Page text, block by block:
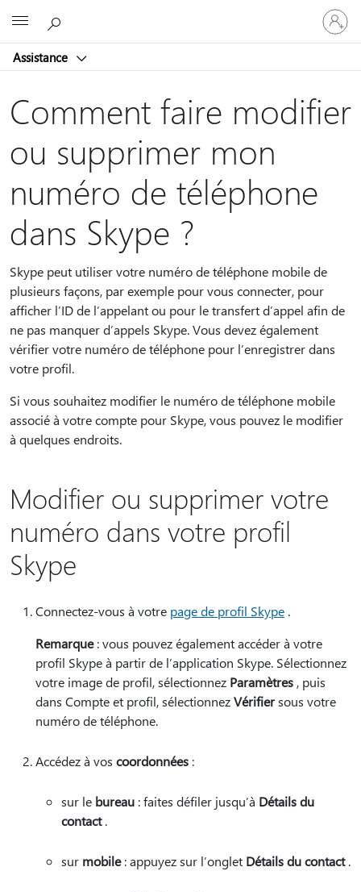
Assistance
vous
à
compte
Comment faire modifier
ou supprimer mon
numéro de téléphone
dans Skype ?
Skype peut utiliser votre numéro de téléphone mobile de
plusieurs façons, par exemple pour vous connecter, pour
afficher l’ID de l’appelant ou pour le transfert d’appel afin de
ne pas manquer d’appels Skype. Vous devez également
vérifier votre numéro de téléphone pour l’enregistrer dans
votre profil.
Si vous souhaitez modifier le numéro de téléphone mobile
associé à votre compte pour Skype, vous pouvez le modifier
à quelques endroits.
Modifier ou supprimer votre
numéro dans votre profil
Skype
Connectez-vous à votre page de profil Skype .
Remarque: vous pouvez également accéder à votre
profil Skype à partir de l’application Skype. Sélectionnez
votre image de profil, sélectionnez Paramètres , puis
dans Compte et profil, sélectionnezVérifiersous votre
numéro de téléphone.
Accédez à vos coordonnées :
sur le bureau : faites défiler jusqu’à Détails du
contact.
sur mobile: appuyez sur l’onglet Détails du contact.